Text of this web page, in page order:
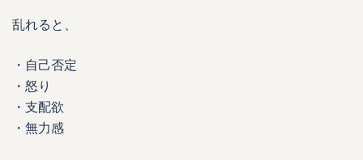
乱れると、
・自己否定
・怒り
・支配欲
・無力感